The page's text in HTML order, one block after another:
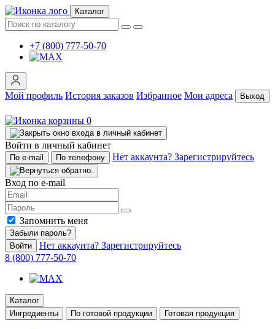
Каталог
+7 (800) 777-50-70
Мой профиль История заказов Избранное Мои адреса Выход
0
Войти в личный кабинет
По e-mail По телефону Нет аккаунта? Зарегистрируйтесь
Вход по e-mail
Запомнить меня
Забыли пароль?
Войти
Нет аккаунта? Зарегистрируйтесь
8 (800) 777-50-70
Каталог
Ингредиенты
По готовой продукции Готовая продукция